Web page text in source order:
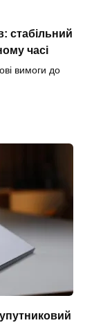
стабільний
часі
вимоги до